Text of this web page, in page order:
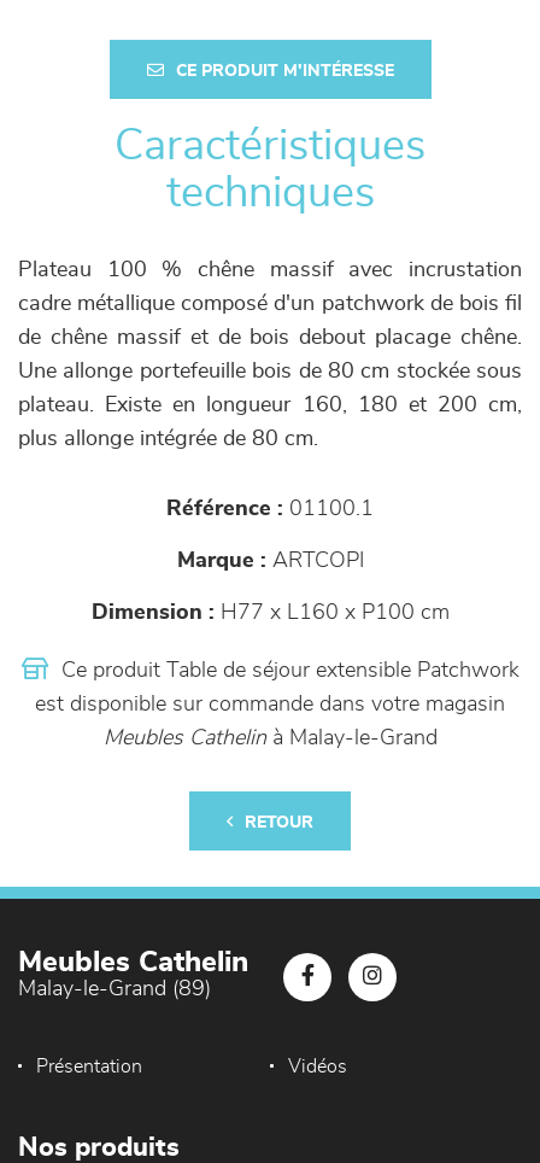
CE PRODUIT M'INTÉRESSE
Caractéristiques
techniques
Plateau 100 % chêne massif avec incrustation
cadre métallique composé d'un patchwork de bois fil
de chêne massif et de bois debout placage chêne.
Une allonge portefeuille bois de 80 cm stockée sous
plateau. Existe en longueur 160, 180 et 200 cm,
plus allonge intégrée de 80 cm.
Référence : 01100.1
Marque : ARTCOPI
Dimension : H77 x L160 x P100 cm
Ce produit Table de séjour extensible Patchwork
est disponible sur commande dans votre magasin
Meubles Cathelinà Malay-le-Grand
RETOUR
Meubles Cathelin
Malay-le-Grand (89)
Présentation Vidéos
Nos produits